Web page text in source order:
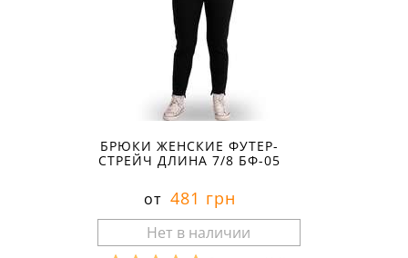
БРЮКИ ЖЕНСКИЕ ФУТЕР-
СТРЕЙЧ ДЛИНА 7/8 БФ-05
от 481 грн